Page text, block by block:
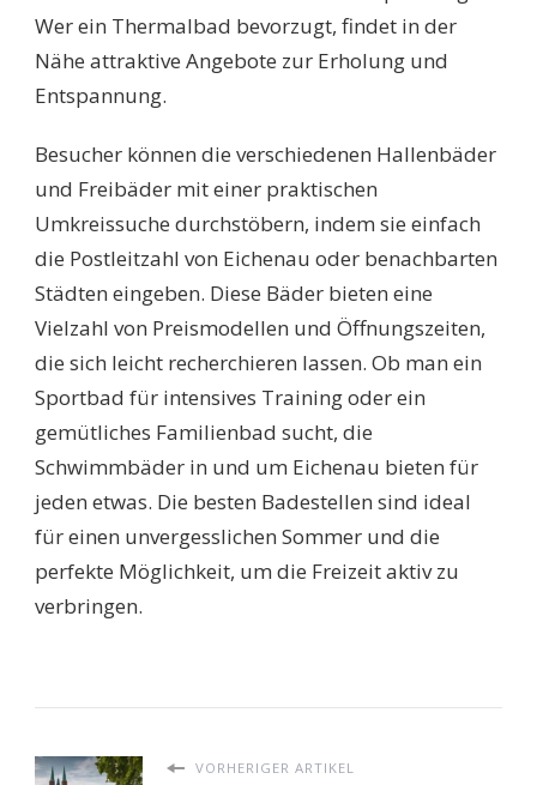
Wer ein Thermalbad bevorzugt, findet in der
Nähe attraktive Angebote zur Erholung und
Entspannung.
Besucher können die verschiedenen Hallenbäder
und Freibäder mit einer praktischen
Umkreissuche durchstöbern, indem sie einfach
die Postleitzahl von Eichenau oder benachbarten
Städten eingeben. Diese Bäder bieten eine
Vielzahl von Preismodellen und Öffnungszeiten,
die sich leicht recherchieren lassen. Ob man ein
Sportbad für intensives Training oder ein
gemütliches Familienbad sucht, die
Schwimmbäder in und um Eichenau bieten für
jeden etwas. Die besten Badestellen sind ideal
für einen unvergesslichen Sommer und die
perfekte Möglichkeit, um die Freizeit aktiv zu
verbringen.
VORHERIGER ARTIKEL